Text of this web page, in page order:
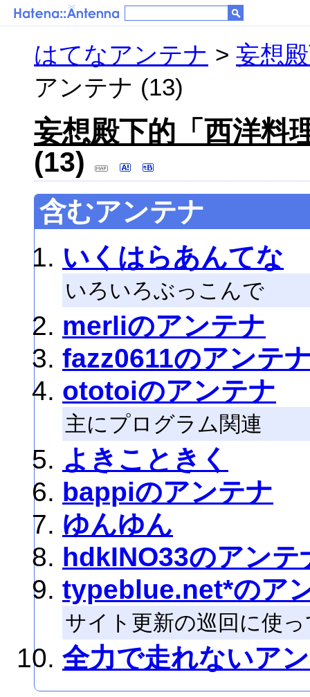
はてなアンテナ > 妄想
アンテナ (13)
妄想殿下的「西洋料
(13)
含むアンテナ
いくはらあんてな
いろいろぶっこんで
merliのアンテナ
fazz0611のアンテ
ototoiのアンテナ
主にプログラム関連
よきこときく
bappiのアンテナ
ゆんゆん
hdkINO33のアンテ
typeblue.net*のア
サイト更新の巡回に使
全力で走れないア